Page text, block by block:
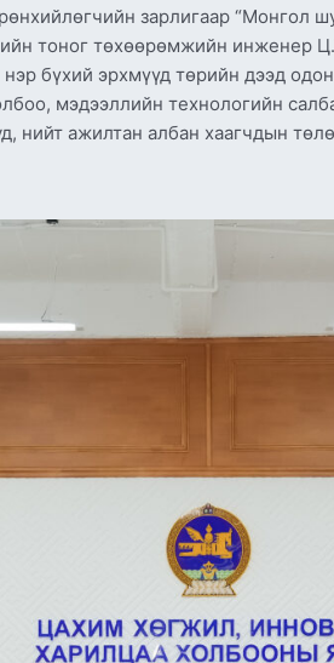
зарлигаар “Монгол
тоног төхөөрөмжийн инженер
нэр бүхий эрхмүүд төрийн дээд
мэдээллийн технологийн
нийт ажилтан албан хаагчдын